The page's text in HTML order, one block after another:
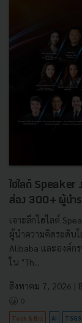
ไฮไลต์
ส่อง 300+ ผู้นำร
เจาะลึกไฮไลต์
ผู้นำความคิดระดับโ
Alibaba และองค์
ใน "Th...
สิงหาคม 7, 2026 |
0
Tech & Biz AI